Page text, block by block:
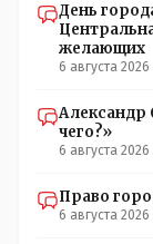
День
желающих
6 августа 2026
Александр
чего?»
6 августа 2026
Право
6 августа 2026